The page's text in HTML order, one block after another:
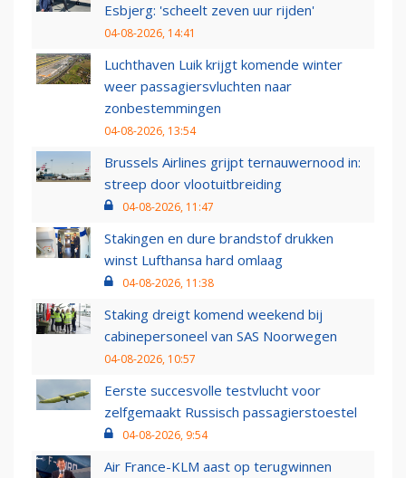
Esbjerg: 'scheelt zeven uur rijden'
04-08-2026, 14:41
Luchthaven Luik krijgt komende winter
weer passagiersvluchten naar
zonbestemmingen
04-08-2026, 13:54
Brussels Airlines grijpt ternauwernood in:
streep door vlootuitbreiding
04-08-2026, 11:47
Stakingen en dure brandstof drukken
winst Lufthansa hard omlaag
04-08-2026, 11:38
Staking dreigt komend weekend bij
cabinepersoneel van SAS Noorwegen
04-08-2026, 10:57
Eerste succesvolle testvlucht voor
zelfgemaakt Russisch passagierstoestel
04-08-2026, 9:54
Air France-KLM aast op terugwinnen